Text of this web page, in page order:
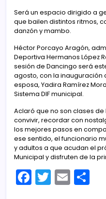
Será un espacio dirigido a
que bailen distintos ritmos,
danzón y mambo.
Héctor Porcayo Aragón,
Deportiva Hermanos López
sesión de Dancingo será
agosto, con la inauguración
esposa, Yadira Ramírez
Sistema DIF municipal.
Aclaró que no son clases
convivir, recordar con
los mejores pasos en
ese sentido, el funcionario
y adultos a que acudan el
Municipal y disfruten de la
F
a
T
w
E
m